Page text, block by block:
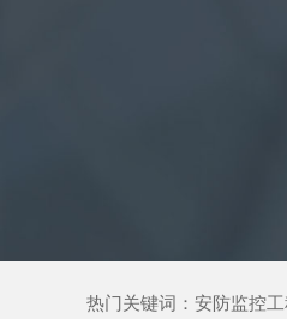
热门关键词： 安防监控工